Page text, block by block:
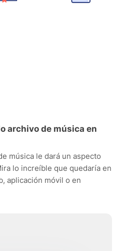
archivo de música en
música le dará un aspecto
lo increíble que quedaría en
aplicación móvil o en